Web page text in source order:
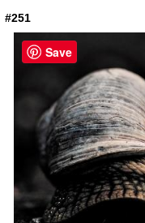
#251
Save